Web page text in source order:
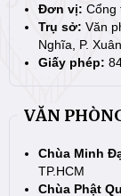
Đơn vị: Cổng
Trụ sở: Văn
Nghĩa, P.
Giấy phép:
VĂN
Chùa Minh
TP.HCM
Chùa Phật